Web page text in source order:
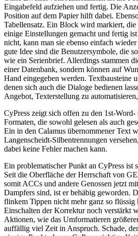
Eingabefeld aufziehen und fertig. Die
Position auf dem Papier hilft dabei.
Tabellensatz. Ein Block wird markiert,
einige Einstellungen gemacht und fertig
nicht, kann man sie ebenso einfach
gute Idee sind die Benutzersymbole, die
wie ein Serienbrief. Allerdings stammen
einer Datenbank, sondern können auf
Hand eingegeben werden. Textbausteine
denen sich auch die Dialoge bedienen
Angebot, Texterstellung zu
CyPress zeigt sich offen zu den 1st-
Formaten, die sowohl gelesen als auch
Ein in den Calamus übernommener Text
Langenscheidt-Silbentrennungen
dabei keine Fehler machen kann.
Ein problematischer Punkt an CyPress ist
Seit die Oberfläche der Herrschaft von
somit ACCs und andere Genossen jetzt
Dampfers sind, ist er behäbig geworden.
flinkem Tippen nicht mehr ganz so flüssig
Einschalten der Korrektur noch verstärkt
Aktionen, wie das Umformatieren
auffällig viel Zeit in Anspruch. Schade,